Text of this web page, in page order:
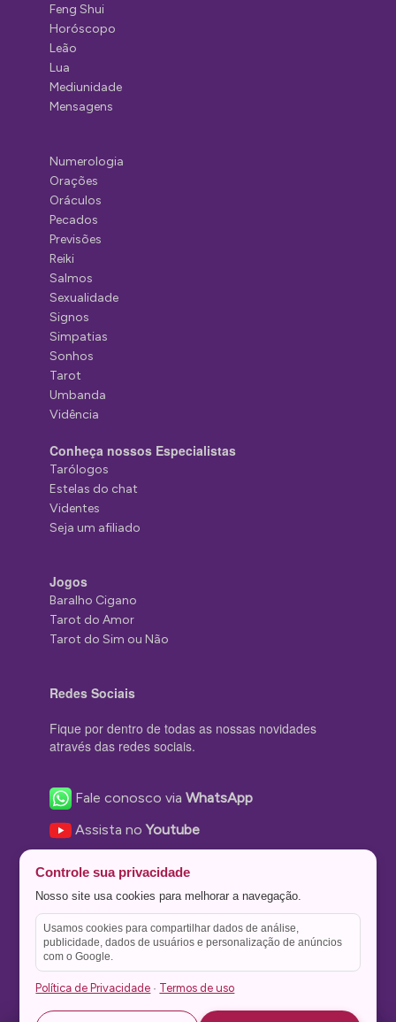
Feng Shui
Horóscopo
Leão
Lua
Mediunidade
Mensagens
Numerologia
Orações
Oráculos
Pecados
Previsões
Reiki
Salmos
Sexualidade
Signos
Simpatias
Sonhos
Tarot
Umbanda
Vidência
Conheça nossos Especialistas
Tarólogos
Estelas do chat
Videntes
Seja um afiliado
Jogos
Baralho Cigano
Tarot do Amor
Tarot do Sim ou Não
Redes Sociais
Fique por dentro de todas as nossas novidades
através das redes sociais.
Fale conosco viaWhatsApp
Assista noYoutube
Nos siga no Instagram
Nos siga noTwitter
Salve no
Controle sua privacidade
Nosso site usa cookies para melhorar a navegação.
Usamos cookies para compartilhar dados de análise,
publicidade, dados de usuários e personalização de anúncios
com o Google.
Política de Privacidade · Termos de uso